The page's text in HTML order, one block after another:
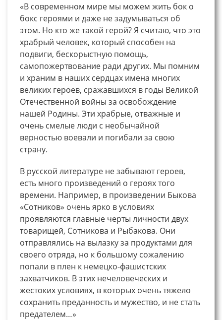
«В современном мире мы можем жить бок о
бокс героями и даже не задумываться об
этом. Но кто же такой герой? Я считаю, что это
храбрый человек, который способен на
подвиги, бескорыстную помощь,
самопожертвование ради других. Мы помним
и храним в наших сердцах имена многих
великих героев, сражавшихся в годы Великой
Отечественной войны за освобождение
нашей Родины. Эти храбрые, отважные и
очень смелые люди с необычайной
верностью воевали и погибали за свою
страну.
В русской литературе не забывают героев,
есть много произведений о героях того
времени. Например, в произведении Быкова
«Сотников» очень ярко в условиях
проявляются главные черты личности двух
товарищей, Сотникова и Рыбакова. Они
отправлялись на вылазку за продуктами для
своего отряда, но к большому сожалению
попали в плен к немецко-фашистских
захватчиков. В этих нечеловеческих и
жестоких условиях, в которых очень тяжело
сохранить преданность и мужество, и не стать
предателем…»